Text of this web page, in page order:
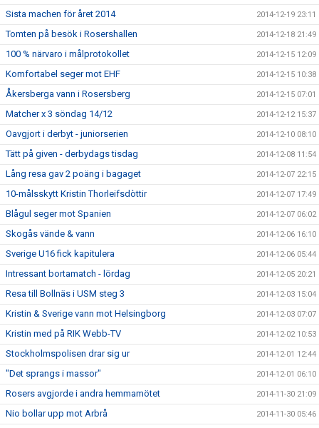
Sista machen för året 2014 2014-12-19 23:11
Tomten på besök i Rosershallen 2014-12-18 21:49
100 % närvaro i målprotokollet 2014-12-15 12:09
Komfortabel seger mot EHF 2014-12-15 10:38
Åkersberga vann i Rosersberg 2014-12-15 07:01
Matcher x 3 söndag 14/12 2014-12-12 15:37
Oavgjort i derbyt - juniorserien 2014-12-10 08:10
Tätt på given - derbydags tisdag 2014-12-08 11:54
Lång resa gav 2 poäng i bagaget 2014-12-07 22:15
10-målsskytt Kristin Thorleifsdòttir 2014-12-07 17:49
Blågul seger mot Spanien 2014-12-07 06:02
Skogås vände & vann 2014-12-06 16:10
Sverige U16 fick kapitulera 2014-12-06 05:44
Intressant bortamatch - lördag 2014-12-05 20:21
Resa till Bollnäs i USM steg 3 2014-12-03 15:04
Kristin & Sverige vann mot Helsingborg 2014-12-03 07:07
Kristin med på RIK Webb-TV 2014-12-02 10:53
Stockholmspolisen drar sig ur 2014-12-01 12:44
"Det sprangs i massor" 2014-12-01 06:10
Rosers avgjorde i andra hemmamötet 2014-11-30 21:09
Nio bollar upp mot Arbrå 2014-11-30 05:46